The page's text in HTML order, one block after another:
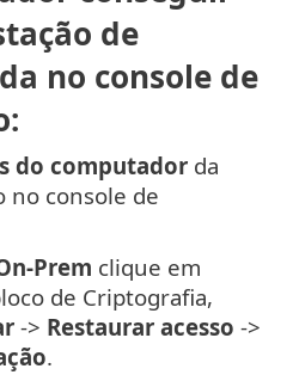
de
no console de
do computador da
no console de
Prem clique em
de Criptografia,
-> Restaurar acesso ->
.